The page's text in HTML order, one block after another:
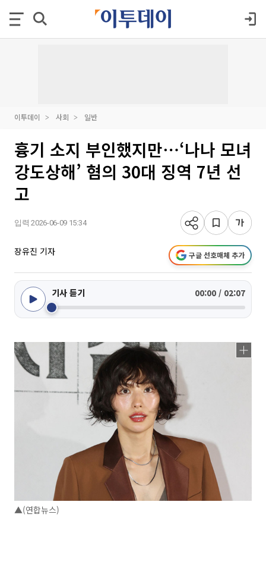
이투데이 사회 일반
흉기 소지 부인했지만⋯‘나나 모녀
강도상해’ 혐의 30대 징역 7년 선
고
입력 2026-06-09 15:34
장유진 기자 구글 선호매체 추가
기사 듣기 00:00 / 02:07
▲(연합뉴스)